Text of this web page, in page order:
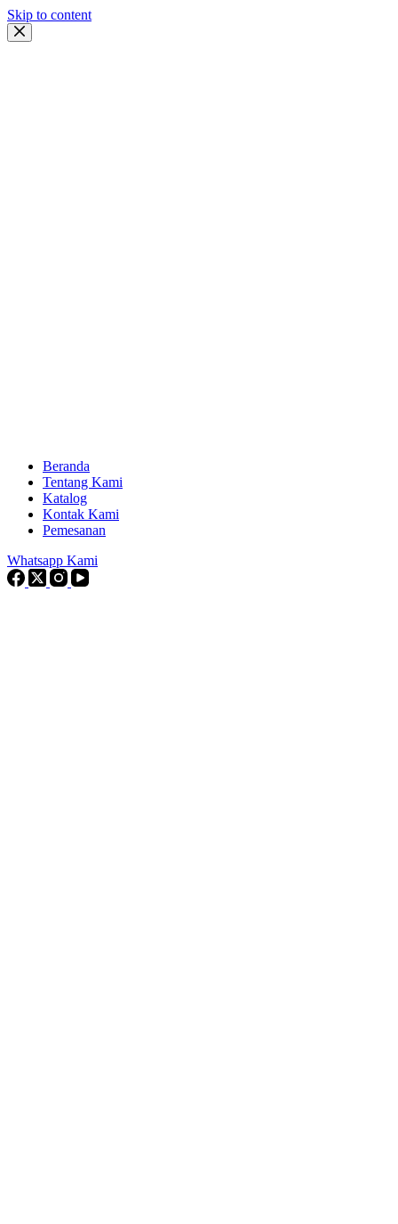
Skip to content
Beranda
Tentang Kami
Katalog
Kontak Kami
Pemesanan
Whatsapp Kami